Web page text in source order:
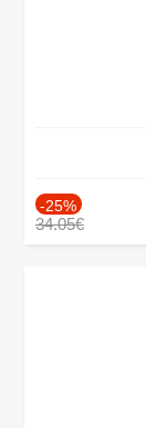
-25%
34.05€